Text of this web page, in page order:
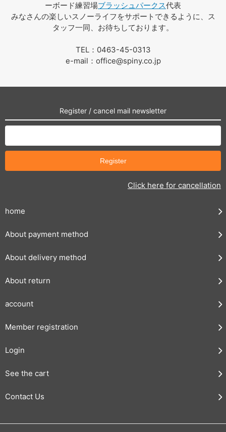
ーボード練習場ブラッシュパークス代表
みなさんの楽しいスノーライフをサポートできるように、ス
タッフ一同、お待ちしております。
TEL：0463-45-0313
e-mail：office@spiny.co.jp
Register / cancel mail newsletter
Click here for cancellation
home
About payment method
About delivery method
About return
account
Member registration
Login
See the cart
Contact Us